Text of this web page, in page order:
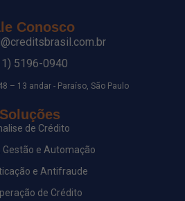
Conosco
5196-0940
– 13 andar - Paraíso, São Paulo
Soluções
de Crédito
Gestão e Automação
e Antifraude
de Crédito